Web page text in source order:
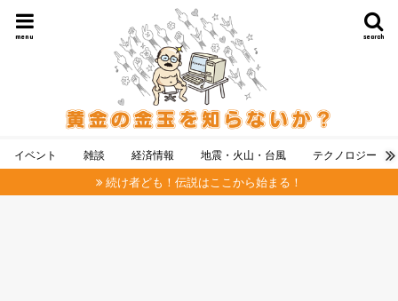
search
menu
イベント 雑談 経済情報 地震・火山・台風 テクノロジー
続け者ども！伝説はここから始まる！